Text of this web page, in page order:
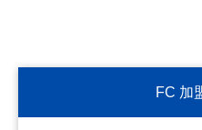
FC 加